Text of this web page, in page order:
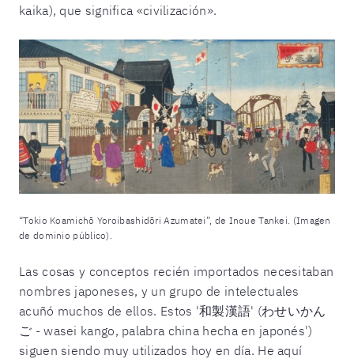
kaika), que significa «civilización».
“Tokio Koamichō Yoroibashidōri Azumatei”, de Inoue Tankei. (Imagen
de dominio público).
Las cosas y conceptos recién importados necesitaban
nombres japoneses, y un grupo de intelectuales
acuñó muchos de ellos. Estos '和製漢語' (わせいかん
ご - wasei kango, palabra china hecha en japonés')
siguen siendo muy utilizados hoy en día. He aquí